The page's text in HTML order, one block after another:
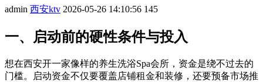
admin 西安ktv 2026-05-26 14:10:56 145
一、启动前的硬性条件与投入
想在西安开一家像样的养生洗浴Spa会所，资金是绕不过去的
门槛。启动资金不仅要覆盖店铺租金和装修，还要预备市场推